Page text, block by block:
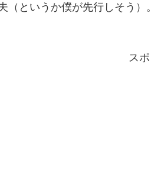
（というか僕が先行しそう）。
ス